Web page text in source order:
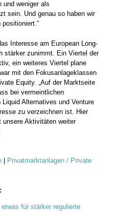
und weniger als
sein. Und genau so haben wir
Interesse am European Long-
stärker zunimmt. Ein Viertel der
ein weiteres Viertel plane
mit den Fokusanlageklassen
Equity. „Auf der Marktseite
bei vermeintlichen
Alternatives und Venture
zu verzeichnen ist. Hier
unsere Aktivitäten weiter
Privatmarktanlagen / Private
für stärker regulierte